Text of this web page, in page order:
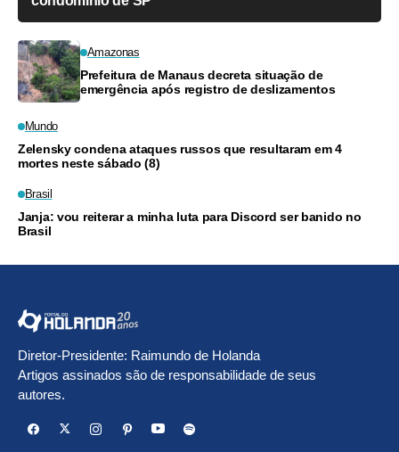
Amazonas
Prefeitura de Manaus decreta situação de
emergência após registro de deslizamentos
Mundo
Zelensky condena ataques russos que resultaram em 4
mortes neste sábado (8)
Brasil
Janja: vou reiterar a minha luta para Discord ser banido no
Brasil
Diretor-Presidente: Raimundo de Holanda
Artigos assinados são de responsabilidade de seus
autores.